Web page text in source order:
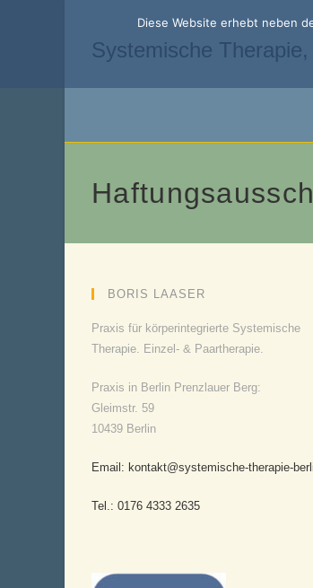
Systemische
BORIS LAASER
Praxis für körperintegrierte Systemische
Therapie. Einzel- & Paartherapie.
Praxis in Berlin Prenzlauer Berg:
Gleimstr. 59
10439 Berlin
Email: kontakt@systemische-therapie-
Tel.: 0176 4333 2635
Diese Website erhebt neben